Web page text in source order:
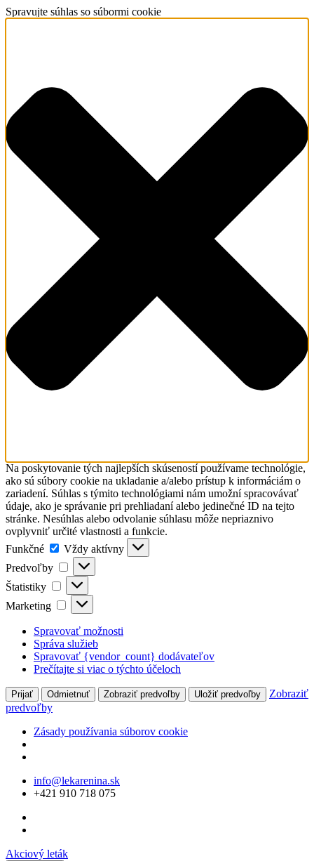
Spravujte súhlas so súbormi cookie
Na poskytovanie tých najlepších skúseností používame technológie,
ako sú súbory cookie na ukladanie a/alebo prístup k informáciám o
zariadení. Súhlas s týmito technológiami nám umožní spracovávať
údaje, ako je správanie pri prehliadaní alebo jedinečné ID na tejto
stránke. Nesúhlas alebo odvolanie súhlasu môže nepriaznivo
ovplyvniť určité vlastnosti a funkcie.
Funkčné
Funkčné
Vždy aktívny
Predvoľby
Predvoľby
Štatistiky Štatistiky
Marketing Marketing
Spravovať možnosti
Správa služieb
Spravovať {vendor_count} dodávateľov
Prečítajte si viac o týchto účeloch
Prijať Odmietnuť Zobraziť predvoľby Uložiť predvoľby
Zobraziť
predvoľby
Zásady používania súborov cookie
Skip
content
info@lekarenina.sk
+421 910 718 075
Akciový leták